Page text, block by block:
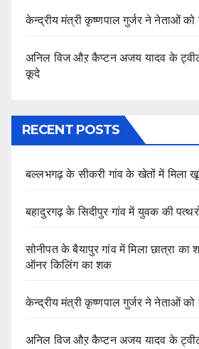
केन्द्रीय मंत्री कृष्णपाल गुर्जर ने नेताओं को
अनिल विज औऱ कैप्टन अजय यादव के ट्वीट
कूदे
RECENT POSTS
बल्लभगढ़ के सीकरी गांव के खेतों में
बहादुरगढ़ के सिदीपुर गांव में युवक की
सोनीपत के बैयापुर गांव में मिला छात्रा का
ऑनर किलिंग का शक
केन्द्रीय मंत्री कृष्णपाल गुर्जर ने नेताओं को
अनिल विज औऱ कैप्टन अजय यादव के ट्वीट